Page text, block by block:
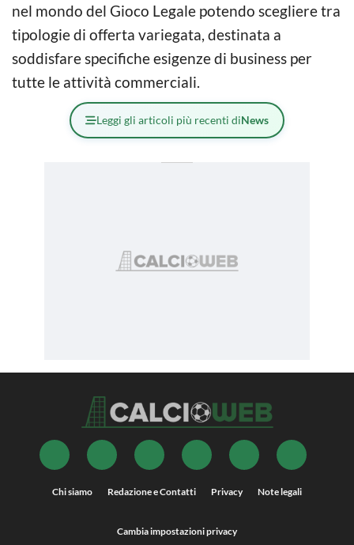
nel mondo del Gioco Legale potendo scegliere tra
tipologie di offerta variegata, destinata a
soddisfare specifiche esigenze di business per
tutte le attività commerciali.
Leggi gli articoli più recenti diNews
Chi siamo Redazione e Contatti Privacy Note legali
Cambia impostazioni privacy